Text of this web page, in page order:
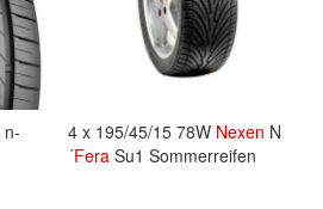
n-
4 x 195/45/15 78W Nexen N
´Fera Su1 Sommerreifen